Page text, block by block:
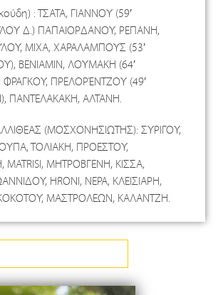
: ΤΣΑΤΑ, ΓΙΑΝΝΟΥ (59′
Δ.) ΠΑΠΑΙΟΡΔΑΝΟΥ, ΡΕΠΑΝΗ,
ΜΙΧΑ, ΧΑΡΑΛΑΜΠΟΥΣ (53′
ΒΕΝΙΑΜΙΝ, ΛΟΥΜΑΚΗ (64′
ΠΡΕΛΟΡΈΝΤΖΟΥ (49′
ΠΑΝΤΕΛΑΚΑΚΗ, ΑΛΤΑΝΗ.
(ΜΟΣΧΟΝΗΣΙΩΤΗΣ): ΣΥΡΙΓΟΥ,
ΤΟΛΙΑΚΗ, ΠΡΟΕΣΤΟΥ,
MATRISI, ΜΗΤΡΟΒΓΕΝΗ, ΚΙΣΣΑ,
HRONI, ΝΕΡΑ, ΚΛΕΙΣΙΑΡΗ,
ΜΑΣΤΡΟΛΕΩΝ, ΚΑΛΑΝΤΖΗ.